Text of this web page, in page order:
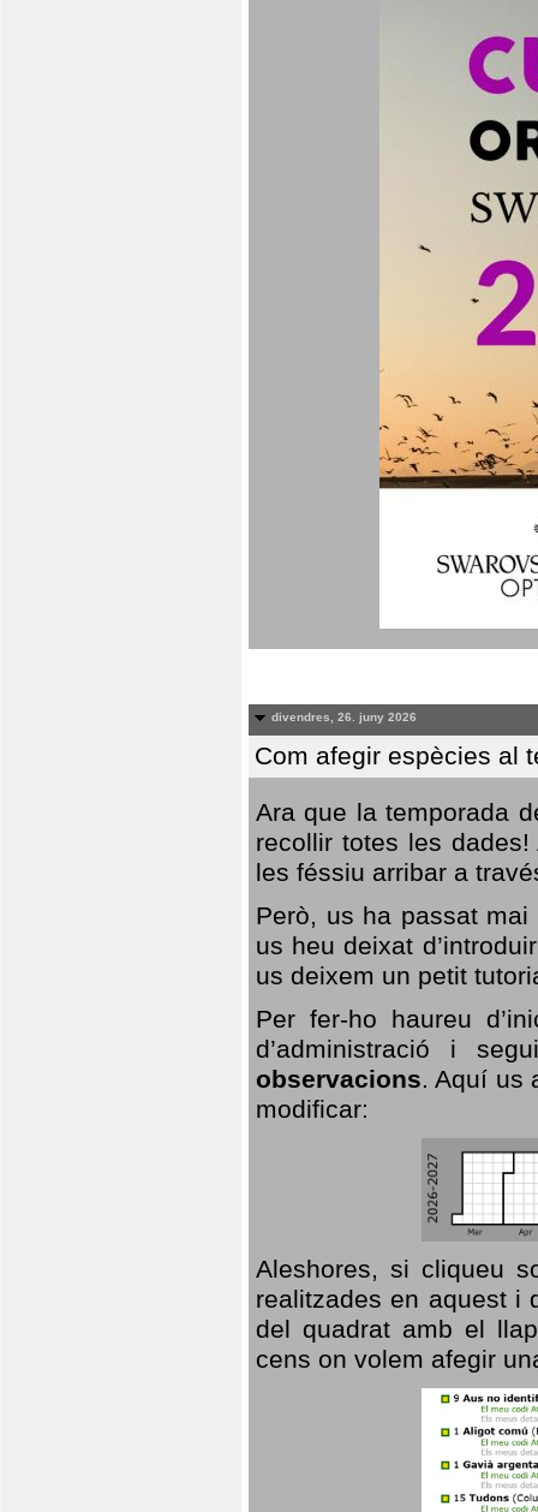
divendres, 26. juny 2026
Com afegir espècies al
Ara que la temporada
recollir totes les
les féssiu arribar a
Però, us ha passat
us heu deixat
us deixem un petit
Per fer-ho haureu
d’administració i
observacions. Aquí us
modificar:
Aleshores, si cliqueu
realitzades en aquest i
del quadrat amb el
cens on volem afegir